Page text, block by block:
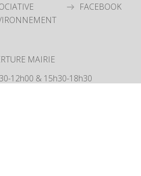
FACEBOOK
MAIRIE
12h00 & 15h30-18h30